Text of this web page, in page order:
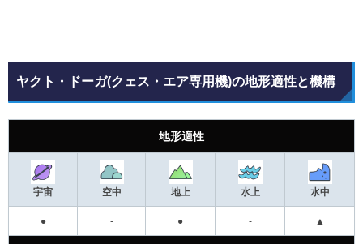
ヤクト・ドーガ(クェス・エア専用機)の地形適性と機構
地形適性
宇宙 空中 地上 水上 水中
● - ● - ▲